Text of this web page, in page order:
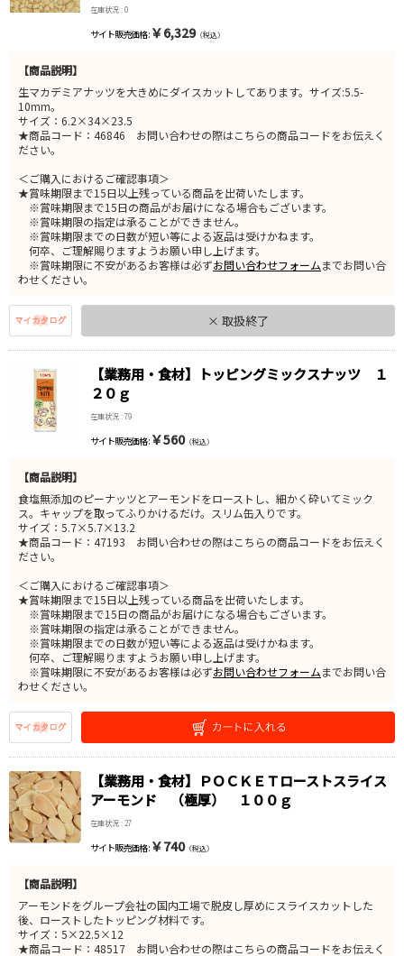
在庫状況 : 0
サイト販売価格 : ￥6,329（税込）
【商品説明】
生マカデミアナッツを大きめにダイスカットしてあります。サイズ:5.5-
10mm。
サイズ：6.2×34×23.5
★商品コード：46846 お問い合わせの際はこちらの商品コードをお伝えく
ださい。
＜ご購入におけるご確認事項＞
★賞味期限まで15日以上残っている商品を出荷いたします。
※賞味期限まで15日の商品がお届けになる場合もございます。
※賞味期限の指定は承ることができません。
※賞味期限までの日数が短い等による返品は受けかねます。
何卒、ご理解賜りますようお願い申し上げます。
※賞味期限に不安があるお客様は必ずお問い合わせフォームまでお問い合
わせください。
× 取扱終了
【業務用・食材】トッピングミックスナッツ １
２０ｇ
在庫状況 : 79
サイト販売価格 : ￥560（税込）
【商品説明】
食塩無添加のピーナッツとアーモンドをローストし、細かく砕いてミック
ス。キャップを取ってふりかけるだけ。スリム缶入りです。
サイズ：5.7×5.7×13.2
★商品コード：47193 お問い合わせの際はこちらの商品コードをお伝えく
ださい。
＜ご購入におけるご確認事項＞
★賞味期限まで15日以上残っている商品を出荷いたします。
※賞味期限まで15日の商品がお届けになる場合もございます。
※賞味期限の指定は承ることができません。
※賞味期限までの日数が短い等による返品は受けかねます。
何卒、ご理解賜りますようお願い申し上げます。
※賞味期限に不安があるお客様は必ずお問い合わせフォームまでお問い合
わせください。
【業務用・食材】ＰＯＣＫＥＴローストスライス
アーモンド （極厚） １００ｇ
在庫状況 : 27
サイト販売価格 : ￥740（税込）
【商品説明】
アーモンドをグループ会社の国内工場で脱皮し厚めにスライスカットした
後、ローストしたトッピング材料です。
サイズ：5×22.5×12
★商品コード：48517 お問い合わせの際はこちらの商品コードをお伝えく